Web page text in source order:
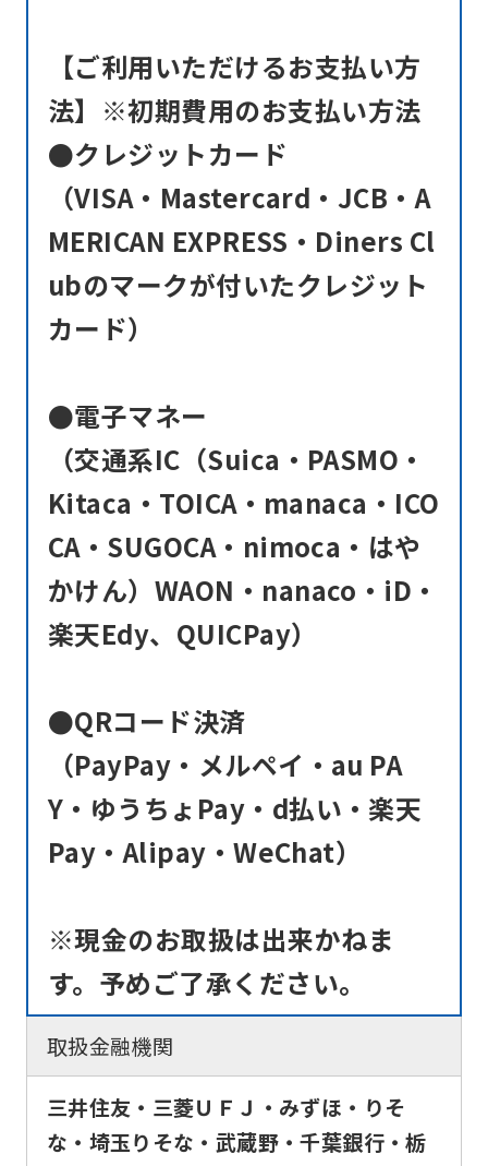
【ご利用いただけるお支払い方
法】※初期費用のお支払い方法
●クレジットカード
（VISA・Mastercard・JCB・A
MERICAN EXPRESS・Diners Cl
ubのマークが付いたクレジット
カード）
●電子マネー
（交通系IC（Suica・PASMO・
Kitaca・TOICA・manaca・ICO
CA・SUGOCA・nimoca・はや
かけん）WAON・nanaco・iD・
楽天Edy、QUICPay）
●QRコード決済
（PayPay・メルペイ・au PA
Y・ゆうちょPay・d払い・楽天
Pay・Alipay・WeChat）
※現金のお取扱は出来かねま
す。予めご了承ください。
取扱金融機関
三井住友・三菱ＵＦＪ・みずほ・りそ
な・埼玉りそな・武蔵野・千葉銀行・栃
so
it
may
be
an
accurate
differ
from
the
original
content.
We
fully
understand
this
the
service.